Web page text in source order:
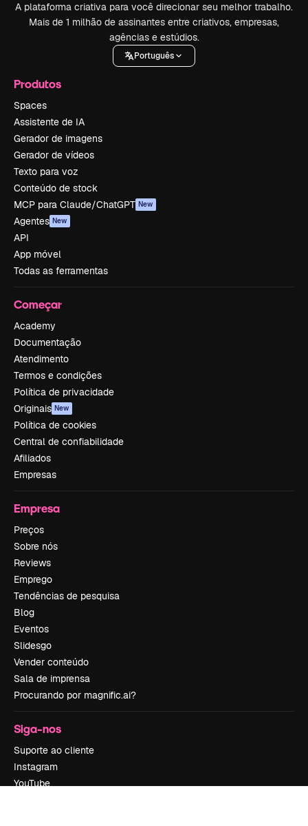
A plataforma criativa para você direcionar seu melhor trabalho.
Mais de 1 milhão de assinantes entre criativos, empresas,
agências e estúdios.
Português
Produtos
Spaces
Assistente de IA
Gerador de imagens
Gerador de vídeos
Texto para voz
Conteúdo de stock
MCP para Claude/ChatGPT New
Agentes New
API
App móvel
Todas as ferramentas
Começar
Academy
Documentação
Atendimento
Termos e condições
Política de privacidade
Originais New
Política de cookies
Central de confiabilidade
Afiliados
Empresas
Empresa
Preços
Sobre nós
Reviews
Emprego
Tendências de pesquisa
Blog
Eventos
Slidesgo
Vender conteúdo
Sala de imprensa
Procurando por magnific.ai?
Siga-nos
Suporte ao cliente
Instagram
YouTube